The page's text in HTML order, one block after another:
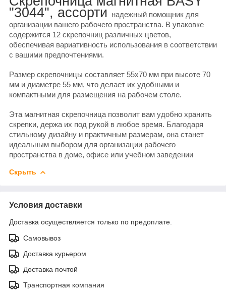
"3044", ассорти надежный помощник для
организации вашего рабочего пространства. В упаковке
содержится 12 скрепочниц различных цветов,
обеспечивая вариативность использования в соответствии
с вашими предпочтениями.
Размер скрепочницы составляет 55х70 мм при высоте 70
мм и диаметре 55 мм, что делает их удобными и
компактными для размещения на рабочем столе.
Эта магнитная скрепочница позволит вам удобно хранить
скрепки, держа их под рукой в любое время. Благодаря
стильному дизайну и практичным размерам, она станет
идеальным выбором для организации рабочего
пространства в доме, офисе или учебном заведении
Скрыть
Условия доставки
Доставка осуществляется только по предоплате.
Самовывоз
Доставка курьером
Доставка почтой
Транспортная компания